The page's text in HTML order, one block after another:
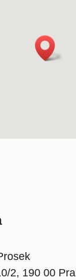
2, 190 00